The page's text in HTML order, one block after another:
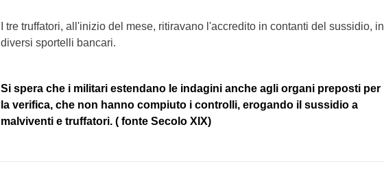
I tre truffatori, all'inizio del mese, ritiravano l'accredito in contanti del sussidio, in
diversi sportelli bancari.
Si spera che i militari estendano le indagini anche agli organi preposti per
la verifica, che non hanno compiuto i controlli, erogando il sussidio a
malviventi e truffatori. ( fonte Secolo XIX)